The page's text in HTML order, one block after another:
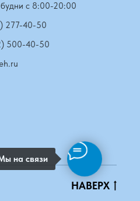
будни с 8:00-20:00
277-40-50
500-40-50
НАВЕРХ
на связи